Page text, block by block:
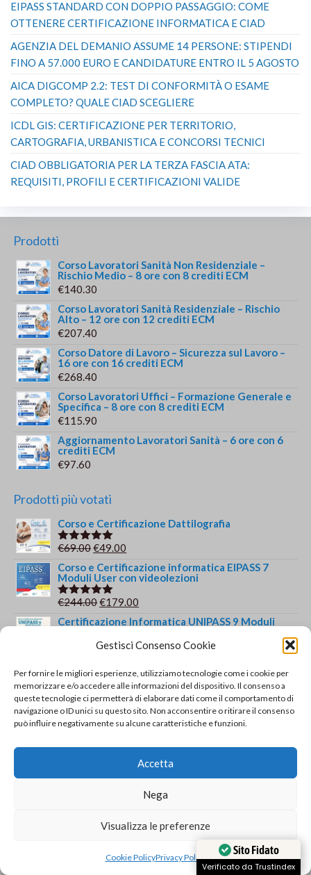
Gestisci Consenso Cookie
Per fornire le migliori esperienze, utilizziamo tecnologie come i cookie per
memorizzare e/o accedere alle informazioni del dispositivo. Il consenso a
queste tecnologie ci permetterà di elaborare dati come il comportamento di
navigazione o ID unici su questo sito. Non acconsentire o ritirare il consenso
può influire negativamente su alcune caratteristiche e funzioni.
Accetta
Nega
Visualizza le preferenze
Cookie PolicyPrivacy Policy
EIPASS STANDARD CON DOPPIO PASSAGGIO: COME
OTTENERE CERTIFICAZIONE INFORMATICA E CIAD
AGENZIA DEL DEMANIO ASSUME 14 PERSONE: STIPENDI
FINO A 57.000 EURO E CANDIDATURE ENTRO IL 5 AGOSTO
AICA DIGCOMP 2.2: TEST DI CONFORMITÀ O ESAME
COMPLETO? QUALE CIAD SCEGLIERE
ICDL GIS: CERTIFICAZIONE PER TERRITORIO,
CARTOGRAFIA, URBANISTICA E CONCORSI TECNICI
CIAD OBBLIGATORIA PER LA TERZA FASCIA ATA:
REQUISITI, PROFILI E CERTIFICAZIONI VALIDE
Prodotti
Corso Lavoratori Sanità Non Residenziale –
Rischio Medio – 8 ore con 8 crediti ECM
€140.30
Corso Lavoratori Sanità Residenziale – Rischio
Alto – 12 ore con 12 crediti ECM
€207.40
Corso Datore di Lavoro – Sicurezza sul Lavoro –
16 ore con 16 crediti ECM
€268.40
Corso Lavoratori Uffici – Formazione Generale e
Specifica – 8 ore con 8 crediti ECM
€115.90
Aggiornamento Lavoratori Sanità – 6 ore con 6
crediti ECM
€97.60
Prodotti più votati
Corso e Certificazione Dattilografia
Valutato
€69.00Il
prezzo
originale
era:
€49.00
prezzo
attuale
è:
Corso e Certificazione informatica EIPASS 7
Moduli User con videolezioni
Valutato
€244.00Il
prezzo
era:
€244.00.
€179.00
prezzo
è:
€179.00.
Certificazione Informatica UNIPASS 9 Moduli
Institutes
Valutato
5.00su 5
€439.00
Promo Certificazione Informatica EIPASS 7
Moduli + Dattilografia
ACCREDIA
Corso e Certificazione Dattilografia
54 hanno acquistato questo prodotto Sito Fidato
Verificato da Trustindex